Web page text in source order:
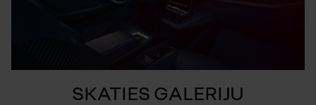
SKATIES GALERIJU